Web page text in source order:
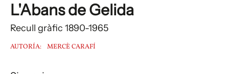
L'Abans de Gelida
Recull gràfic 1890-1965
AUTORÍA: MERCÈ CARAFÍ